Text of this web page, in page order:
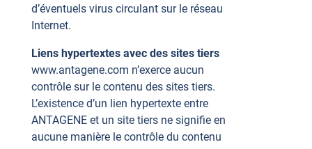
d’éventuels virus circulant sur le réseau
Internet.
Liens hypertextes avec des sites tiers
www.antagene.com n’exerce aucun
contrôle sur le contenu des sites tiers.
L’existence d’un lien hypertexte entre
ANTAGENE et un site tiers ne signifie en
aucune manière le contrôle du contenu